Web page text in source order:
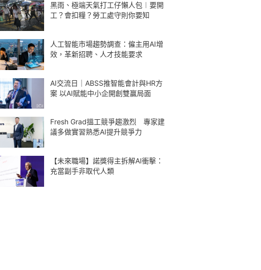
黑雨、極端天氣打工仔懶人包︱要開
工？會扣糧？勞工處守則你要知
人工智能市場趨勢調查：僱主用AI增
效，革新招聘、人才技能要求
AI交流日｜ABSS推智能會計與HR方
案 以AI賦能中小企開創雙贏局面
Fresh Grad搵工競爭趨激烈 專家建
議多做實習熟悉AI提升競爭力
【未來職場】諾獎得主拆解AI衝擊：
充當副手非取代人類